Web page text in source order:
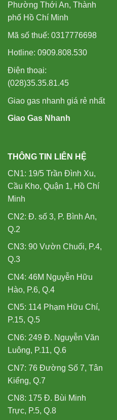
Phường Thới An, Thành
phố Hồ Chí Minh
Mã số thuế: 0317776698
Hotline: 0909.808.530
Điện thoại:
(028)35.35.81.45
Giao gas nhanh giá rẻ nhất
Giao Gas Nhanh
THÔNG TIN LIÊN HỆ
CN1: 19/5 Trần Đình Xu,
Cầu Kho, Quận 1, Hồ Chí
Minh
CN2: Đ. số 3, P. Bình An,
Q.2
CN3: 90 Vườn Chuối, P.4,
Q.3
CN4: 46M Nguyễn Hữu
Hào, P.6, Q.4
CN5: 114 Phạm Hữu Chí,
P.15, Q.5
CN6: 249 Đ. Nguyễn Văn
Luông, P.11, Q.6
CN7: 76 Đường Số 7, Tân
Kiểng, Q.7
CN8: 175 Đ. Bùi Minh
Trực, P.5, Q.8